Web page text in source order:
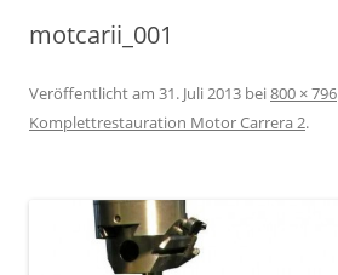
motcarii_001
Veröffentlicht am 31. Juli 2013 bei800 × 796
Komplettrestauration Motor Carrera 2.